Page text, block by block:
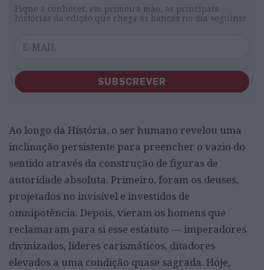
Fique a conhecer, em primeira mão, as principais
histórias da edição que chega às bancas no dia seguinte
SUBSCREVER
Ao longo da História, o ser humano revelou uma
inclinação persistente para preencher o vazio do
sentido através da construção de figuras de
autoridade absoluta. Primeiro, foram os deuses,
projetados no invisível e investidos de
omnipotência. Depois, vieram os homens que
reclamaram para si esse estatuto — imperadores
divinizados, líderes carismáticos, ditadores
elevados a uma condição quase sagrada. Hoje,